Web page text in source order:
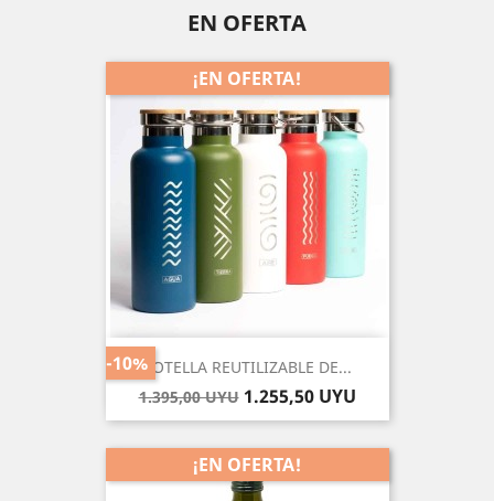
EN OFERTA
BOTELLA REUTILIZABLE DE...
Precio
base
1.395,00 UYU
-10%
Precio
1.255,50 UYU
¡EN OFERTA!
¡EN OFERTA!